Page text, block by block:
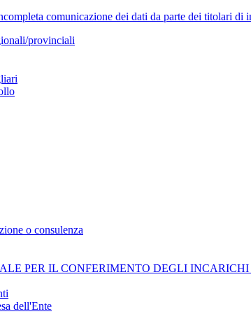
comunicazione dei dati da parte dei titolari di
provinciali
o consulenza
PER IL CONFERIMENTO DEGLI
dell'Ente